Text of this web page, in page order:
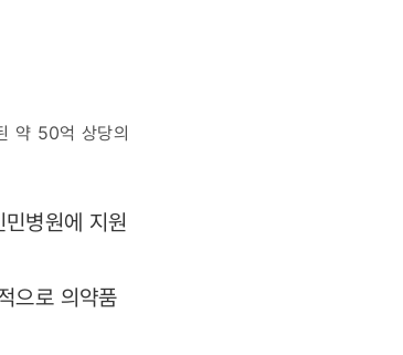
약 50억 상당의
병원에 지원
으로 의약품